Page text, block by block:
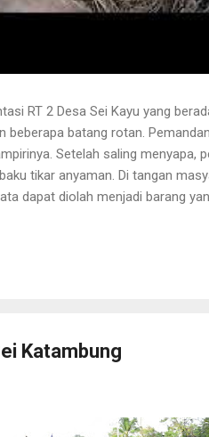
RT 2 Desa Sei Kayu yang
beberapa batang rotan.
Setelah saling menyapa,
tikar anyaman. Di tangan
dapat diolah menjadi barang
sepuluh tahun. Rotan dikenal
menarik rotan, duri-duri
Katambung